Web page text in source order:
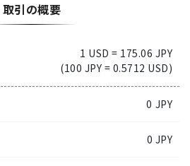
取引の概要
1 USD = 175.06 JPY
(100 JPY = 0.5712 USD)
0 JPY
0 JPY